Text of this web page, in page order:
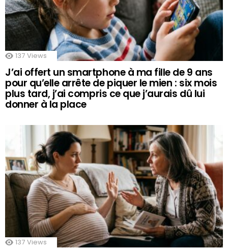
137 Views
J’ai offert un smartphone à ma fille de 9 ans
pour qu’elle arrête de piquer le mien : six mois
plus tard, j’ai compris ce que j’aurais dû lui
donner à la place
137 Views